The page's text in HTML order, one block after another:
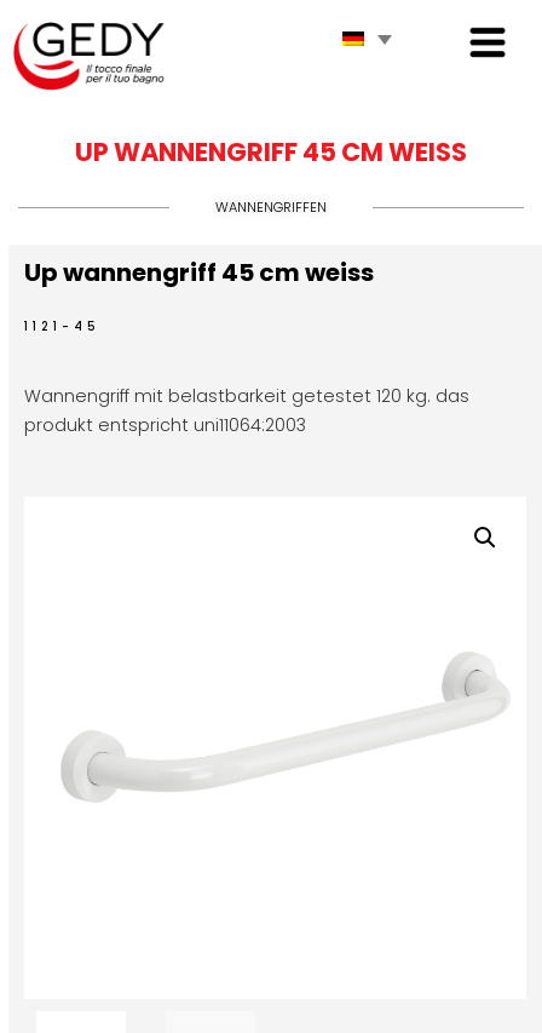
UP WANNENGRIFF 45 CM WEISS
WANNENGRIFFEN
Up wannengriff 45 cm weiss
1121-45
Wannengriff mit belastbarkeit getestet 120 kg. das
produkt entspricht uni11064:2003